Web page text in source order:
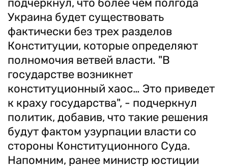
подчеркнул, что более чем полгода
Украина будет существовать
фактически без трех разделов
Конституции, которые определяют
полномочия ветвей власти. "В
государстве возникнет
конституционный хаос… Это приведет
к краху государства", - подчеркнул
политик, добавив, что такие решения
будут фактом узурпации власти со
стороны Конституционного Суда.
Напомним, ранее министр юстиции